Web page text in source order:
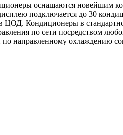
оснащаются
подключается до 30
Кондиционеры в
по сети посредством
по направленному охлаждению